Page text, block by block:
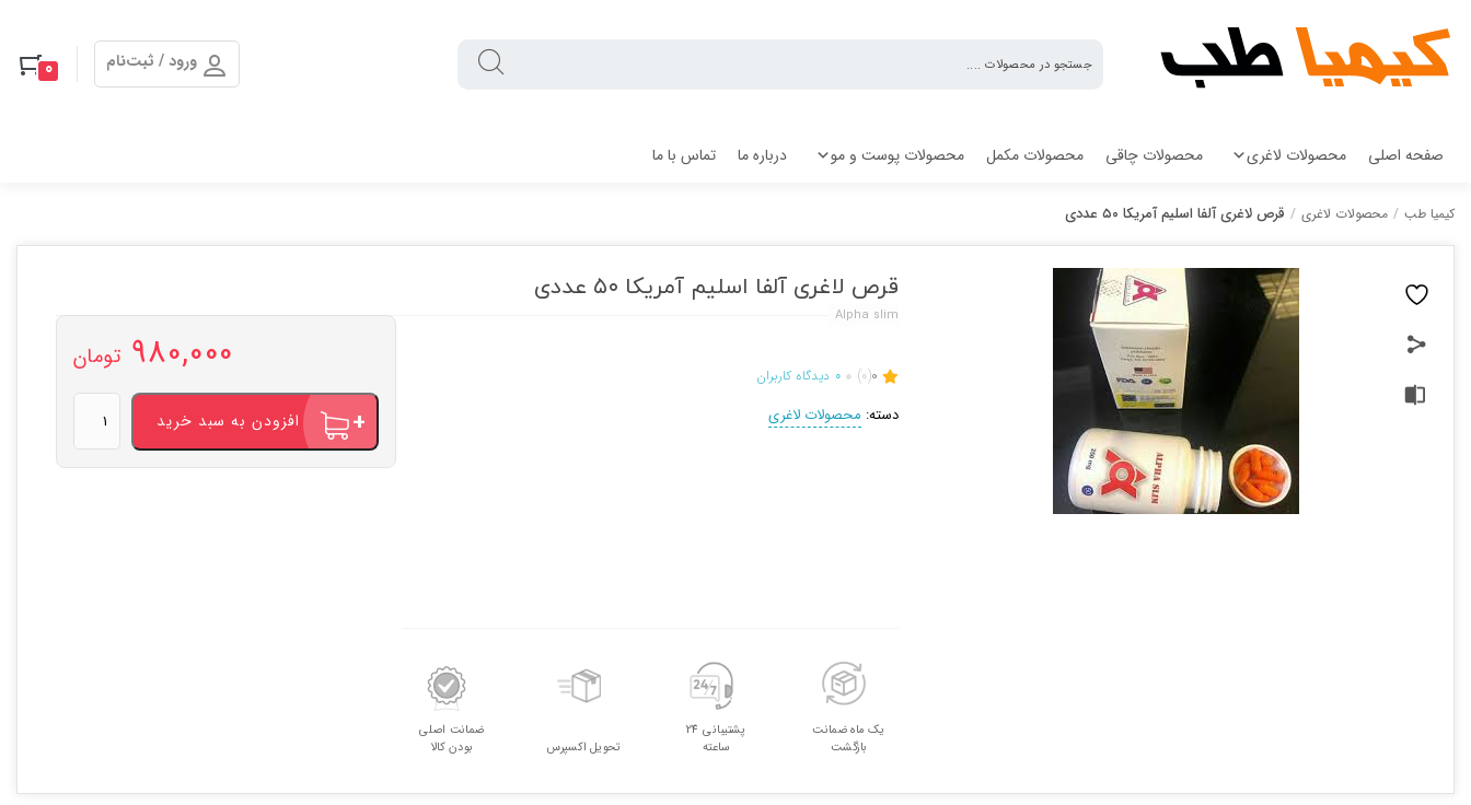
طب
ورود / ثبت‌نام 0
صفحه اصلی محصولات لاغری محصولات چاقی محصولات مکمل محصولات پوست و مو درباره ما تماس با ما
کیمیا طب / محصولات لاغری / قرص لاغری آلفا اسلیم آمریکا ۵۰ عددی
قرص لاغری آلفا اسلیم آمریکا ۵۰ عددی
Alpha slim
0
(0)
0 دیدگاه کاربران
دسته: محصولات لاغری
980,000 تومان
لاغری
آلفا
اسلیم
افزودن به سبد خرید
یک ماه ضمانت
بازگشت
پشتیبانی 24
ساعته
تحویل اکسپرس
ضمانت اصلی
بودن کالا